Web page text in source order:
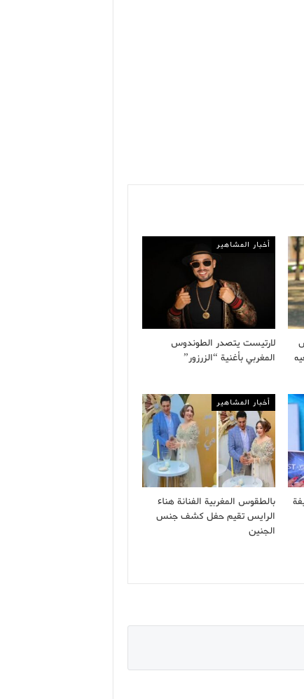
أخبار المشاهير
لارتيست يتصدر الطوندوس
المغربي بأغنية “الزرزور”
أخبار المشاهير
بالطقوس المغربية الفنانة هناء
الرايس تقيم حفل كشف جنس
الجنين